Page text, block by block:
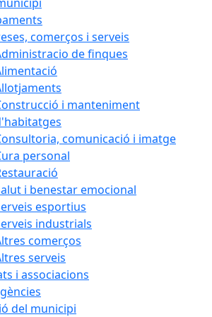
comerços i serveis
de finques
i manteniment
comunicació i imatge
personal
i benestar emocional
esportius
industrials
comerços
serveis
i associacions
del municipi